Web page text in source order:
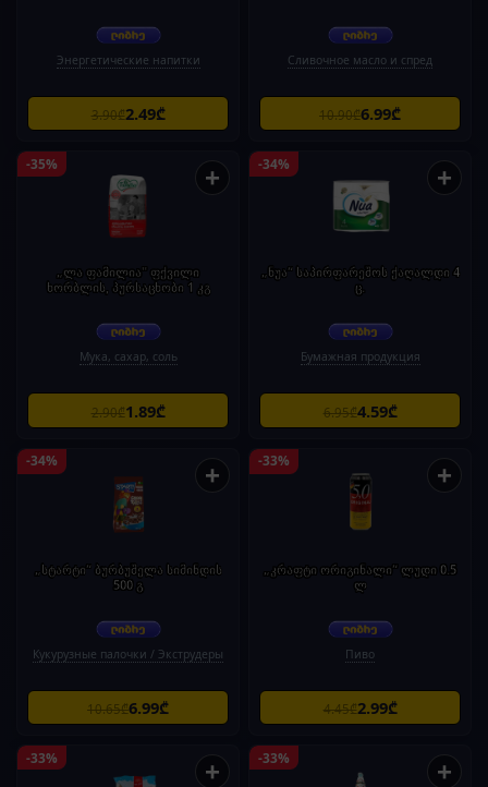
Энергетические напитки
3.90₾2.49₾
Сливочное масло и спред
10.90₾6.99₾
-35% +
„ლა ფამილია" ფქვილი
ხორბლის, პურსაცხობი 1 კგ
Мука, сахар, соль
2.90₾1.89₾
-34% +
„ნუა“ საპირფარეშოს ქაღალდი 4
ც.
Бумажная продукция
6.95₾4.59₾
-34% +
„სტარტი“ ბურბუშელა სიმინდის
500 გ
Кукурузные палочки / Экструдеры
10.65₾6.99₾
-33% +
„კრაფტი ორიგინალი“ ლუდი 0.5
ლ
Пиво
4.45₾2.99₾
-33% + -33% +